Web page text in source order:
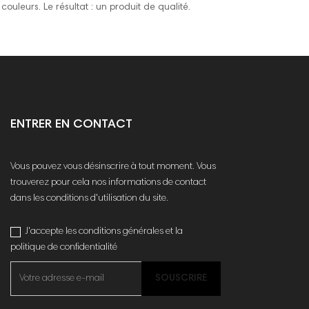
Le résultat : un produit de qualité.
ENTRER EN CONTACT
Vous pouvez vous désinscrire à tout moment. Vous
trouverez pour cela nos informations de contact
dans les conditions d'utilisation du site.
J'accepte les conditions générales et la
politique de confidentialité
SOUSCRIRE